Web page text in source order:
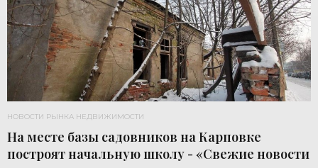
НОВОСТИ РЫНКА НЕДВИЖИМОСТИ
На месте базы садовников на Карповке
построят начальную школу - «Свежие новости